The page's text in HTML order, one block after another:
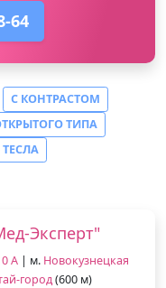
64
С КОНТРАСТОМ
ТИПА
Эксперт"
А | м. Новокузнецкая
город(600 м)